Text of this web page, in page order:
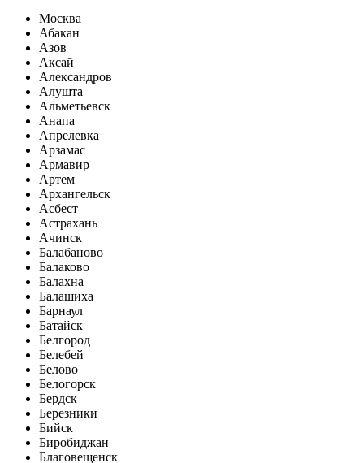
Москва
Абакан
Азов
Аксай
Александров
Алушта
Альметьевск
Анапа
Апрелевка
Арзамас
Армавир
Артем
Архангельск
Асбест
Астрахань
Ачинск
Балабаново
Балаково
Балахна
Балашиха
Барнаул
Батайск
Белгород
Белебей
Белово
Белогорск
Бердск
Березники
Бийск
Биробиджан
Благовещенск